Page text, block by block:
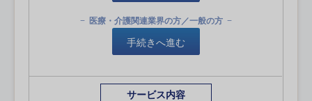
医療・介護関連業界の方／一般の方
手続きへ進む
サービス内容